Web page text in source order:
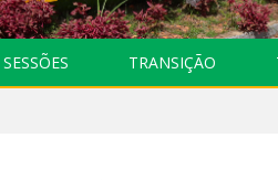
SESSÕES TRANSIÇÃO